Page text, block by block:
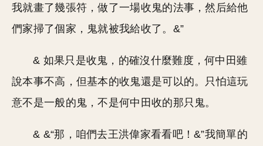
我就畫了幾張符，做了一場收鬼的法事，然后給他
們家掃了個家，鬼就被我給收了。&”
& 如果只是收鬼，的確沒什麼難度，何中田雖
說本事不高，但基本的收鬼還是可以的。只怕這玩
意不是一般的鬼，不是何中田收的那只鬼。
& &“那，咱們去王洪偉家看看吧！&”我簡單的